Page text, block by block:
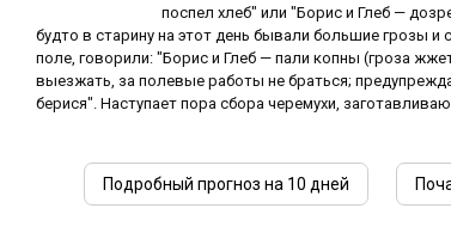
поспел хлеб" или "Борис и Глеб —
будто в старину на этот день бывали большие грозы и
поле, говорили: "Борис и Глеб — пали копны (гроза
выезжать, за полевые работы не браться;
берися". Наступает пора сбора черемухи,
Подробный прогноз на 10 дней